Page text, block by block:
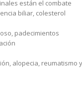
están el combate
biliar, colesterol
padecimientos
alopecia, reumatismo y